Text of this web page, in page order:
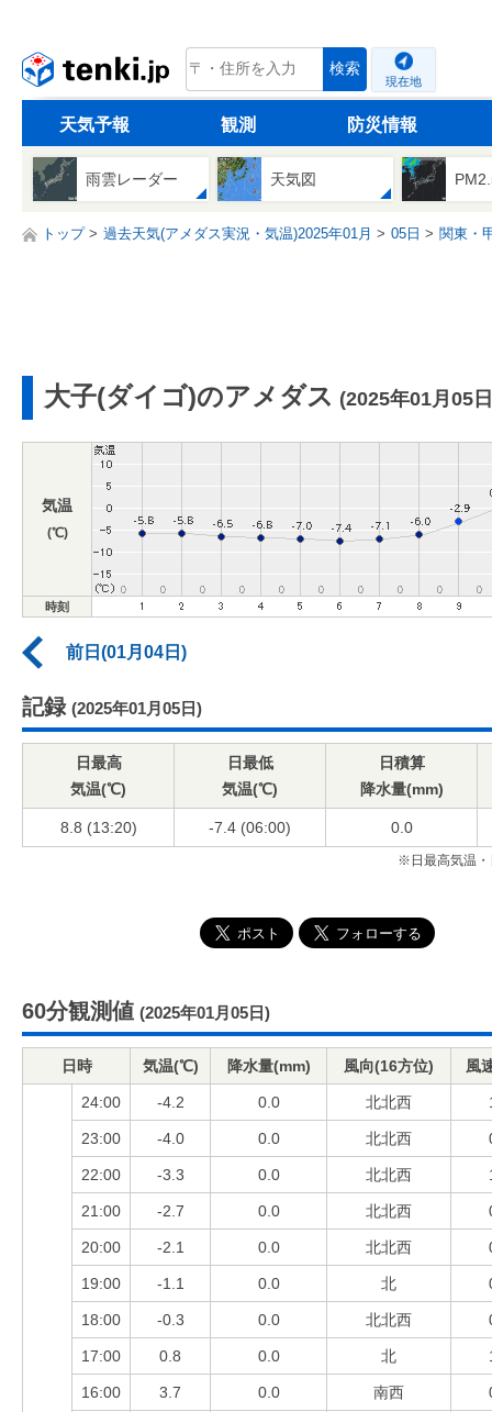
tenki.jp 検索
現在地
天気予報 観測 防災情報
雨雲レーダー 天気図
トップ 過去天気(アメダス実況・気温)2025年01月 05日 関東・
大子(ダイゴ)のアメダス (2025年01月05
気温
(℃)
時刻
前日(01月04日)
記録 (2025年01月05日)
日最高
気温(℃)
日最低
気温(℃)
日積算
降水量(mm)
8.8 (13:20) -7.4 (06:00) 0.0
※日最高気温・
60分観測値 (2025年01月05日)
日時 気温(℃) 降水量(mm) 風向(16方位) 風
24:00 -4.2 0.0 北北西
23:00 -4.0 0.0 北北西
22:00 -3.3 0.0 北北西
21:00 -2.7 0.0 北北西
20:00 -2.1 0.0 北北西
19:00 -1.1 0.0 北
18:00 -0.3 0.0 北北西
17:00 0.8 0.0 北
16:00 3.7 0.0 南西